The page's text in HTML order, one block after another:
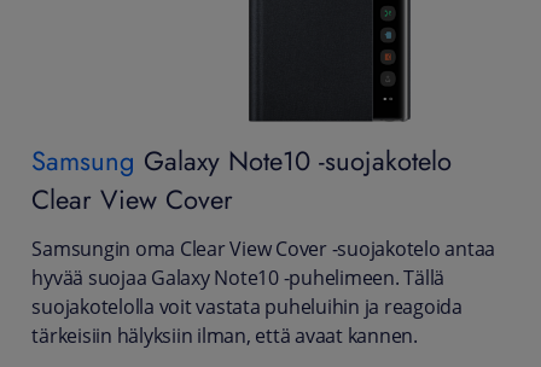
Samsung Galaxy Note10 -suojakotelo
Clear View Cover
Samsungin oma Clear View Cover -suojakotelo antaa
hyvää suojaa Galaxy Note10 -puhelimeen. Tällä
suojakotelolla voit vastata puheluihin ja reagoida
tärkeisiin hälyksiin ilman, että avaat kannen.